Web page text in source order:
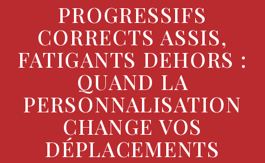
PROGRESSIFS
CORRECTS ASSIS,
FATIGANTS DEHORS :
QUAND LA
PERSONNALISATION
CHANGE VOS
DÉPLACEMENTS